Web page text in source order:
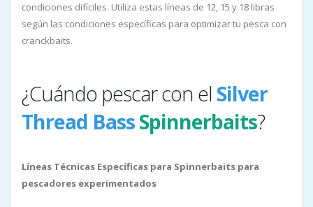
condiciones difíciles. Utiliza estas líneas de 12, 15 y 18 libras
según las condiciones específicas para optimizar tu pesca con
cranckbaits.
¿Cuándo pescar con el Silver
Thread BassSpinnerbaits?
Líneas Técnicas Específicas para Spinnerbaits para
pescadores experimentados